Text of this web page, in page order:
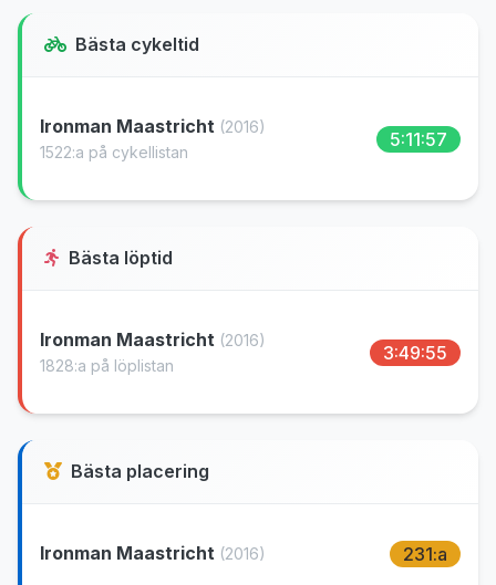
Bästa cykeltid
Ironman Maastricht (2016)
1522:a på cykellistan
5:11:57
Bästa löptid
Ironman Maastricht (2016)
1828:a på löplistan
3:49:55
Bästa placering
Ironman Maastricht (2016) 231:a